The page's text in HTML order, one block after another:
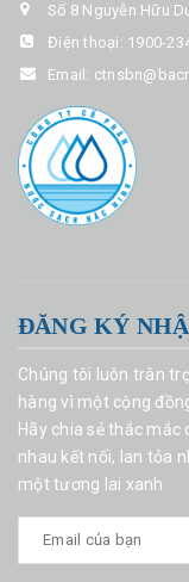
Số 8 Nguyễn Hữu
Điện thoại: 1900-
Email:
ĐĂNG KÝ
Chúng tôi luôn trân
hàng vì một cộng
Hãy chia sẻ thắc mắc
nhau kết nối, lan tỏa
một tương lai xanh